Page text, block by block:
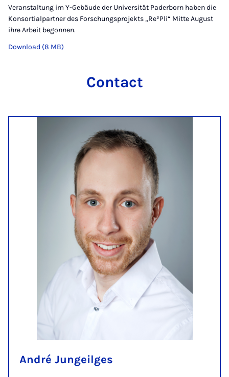
Veranstaltung im Y-Gebäude der Universität Paderborn haben die
Konsortialpartner des Forschungsprojekts „Re²Pli“ Mitte August
ihre Arbeit begonnen.
Download (8 MB)
Contact
André Jungeilges